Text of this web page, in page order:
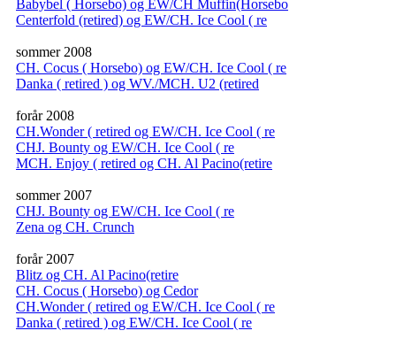
Babybel ( Horsebo) og EW/CH Muffin(Horsebo
Centerfold (retired) og EW/CH. Ice Cool ( re
sommer 2008
CH. Cocus ( Horsebo) og EW/CH. Ice Cool ( re
Danka ( retired ) og WV./MCH. U2 (retired
forår 2008
CH.Wonder ( retired og EW/CH. Ice Cool ( re
CHJ. Bounty og EW/CH. Ice Cool ( re
MCH. Enjoy ( retired og CH. Al Pacino(retire
sommer 2007
CHJ. Bounty og EW/CH. Ice Cool ( re
Zena og CH. Crunch
forår 2007
Blitz og CH. Al Pacino(retire
CH. Cocus ( Horsebo) og Cedor
CH.Wonder ( retired og EW/CH. Ice Cool ( re
Danka ( retired ) og EW/CH. Ice Cool ( re